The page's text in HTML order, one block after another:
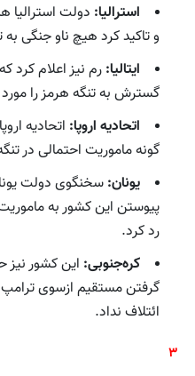
استرالیا: دولت استرالیا
و تاکید کرد هیچ ناو جنگی
ایتالیا: رم نیز اعلام کرد
گسترش به تنگه هرمز را
اتحادیه اروپا: اتحادیه
گونه ماموریت احتمالی در
یونان: سخنگوی دولت
پیوستن این کشور به
رد کرد.
کره‌جنوبی: این کشور نیز
گرفتن مستقیم ازسوی
ائتلاف نداد.
۳